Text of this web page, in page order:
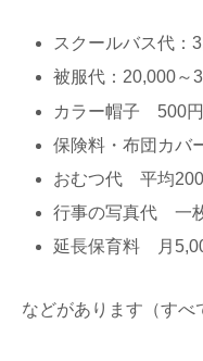
スクールバス代：
被服代：20,000～
カラー帽子 500
保険料・布団カバ
おむつ代 平均
行事の写真代 一
延長保育料 月
などがあります（すべ